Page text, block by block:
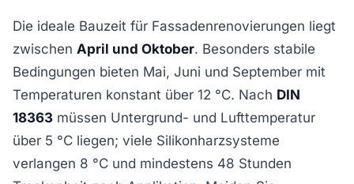
Die ideale Bauzeit für Fassadenrenovierungen liegt
zwischen April und Oktober. Besonders stabile
Bedingungen bieten Mai, Juni und September mit
Temperaturen konstant über 12 °C. Nach DIN
18363 müssen Untergrund- und Lufttemperatur
über 5 °C liegen; viele Silikonharzsysteme
verlangen 8 °C und mindestens 48 Stunden